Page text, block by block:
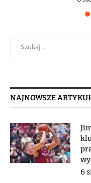
NAJNOWSZE
6